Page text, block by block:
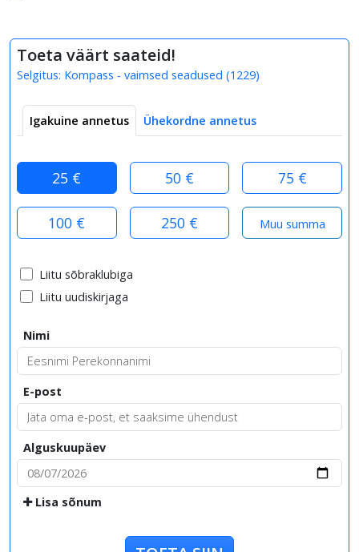
Toeta väärt saateid!
Selgitus: Kompass - vaimsed seadused (1229)
Igakuine annetus Ühekordne annetus
25 € 50 € 75 €
100 € 250 €
Liitu sõbraklubiga
Liitu uudiskirjaga
Nimi
E-post
Alguskuupäev
Lisa sõnum